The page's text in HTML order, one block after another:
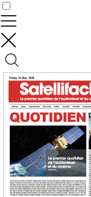
Contrôler vos données